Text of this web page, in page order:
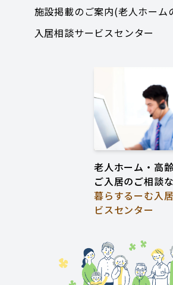
施設掲載のご案内(老人ホーム
入居相談サービスセンター
老人ホーム・高
ご入居のご相談
暮らするーむ入
ビスセンター